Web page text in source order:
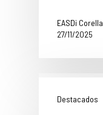
EASDi Corella
27/11/2025
Destacados